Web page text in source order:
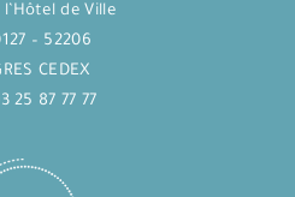
l’Hôtel de Ville
– 52206
CEDEX
25 87 77 77